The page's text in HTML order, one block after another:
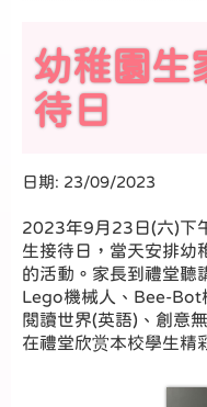
幼稚園生
待日
日期: 23/09/2023
2023年9月23日(六)下
生接待日，當天安排幼
的活動。家長到禮堂聽
Lego機械人、Bee-Bot
閱讀世界(英語)、創意
在禮堂欣赏本校學生精